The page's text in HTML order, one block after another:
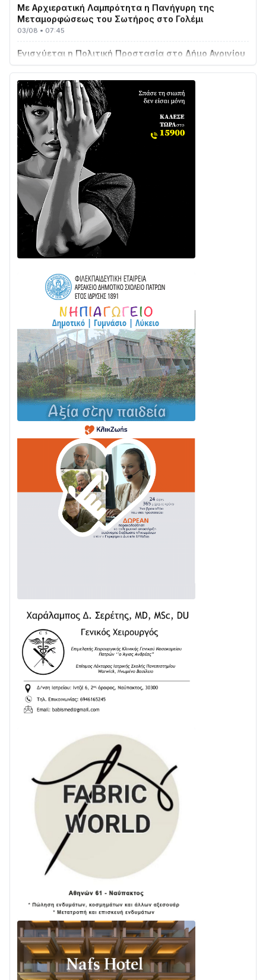
Μεταμορφώσεως του Σωτήρος στο Γολέμι
03/08 • 07:45
με δύο νέα υδροφόρα οχήματα
02/08 • 18:26
Διαβάστε την «Ναυπακτία» που κυκλοφορεί
31/07 • 08:16
Δωρίδα για Όλους: «Καμία εκχώρηση των νερών
στην ΕΥΔΑΠ»
28/07 • 21:46
Διαβάστε την «Ναυπακτία» που κυκλοφορεί
24/07 • 11:31
ΕΚΤΑΚΤΟ – ΝΑΥΠΑΚΤΙΑ: ΣΥΝΑΓΕΡΜΟΣ ΣΤΗΝ
ΠΥΡΟΣΒΕΣΤΙΚΗ ΓΙΑ ΦΩΤΙΑ ΣΤΟΝ ΑΓΙΟ ΗΛΙΑ ΠΡΙΝ ΤΗ
ΓΡΑΝΙΤΣΑ
24/07 • 11:03
ΤΟ ΠΑΡΤΥ ΣΥΝΕΧΙΖΕΤΑΙ…
Στο σκοτάδι μεγάλο μέρος στο Λυγιά Ναυπάκτου
Σε τροχιά υλοποίησης η Παράκαμψη του Κέντρου
της Ναυπάκτου
04/08 • 12:08
Σε φουλ ρυθμούς το τμήμα Βόνιτσα – Άγιος Νικόλαος
| Αυτοψία Καββαδά
03/08 • 11:11
Με Αρχιερατική Λαμπρότητα η Πανήγυρη της
Μεταμορφώσεως του Σωτήρος στο Γολέμι
03/08 • 07:45
Ενισχύεται η Πολιτική Προστασία στο Δήμο Αγρινίου
με δύο νέα υδροφόρα οχήματα
02/08 • 18:26
Διαβάστε την «Ναυπακτία» που κυκλοφορεί
31/07 • 08:16
24/07 • 11:31
ΕΚΤΑΚΤΟ – ΝΑΥΠΑΚΤΙΑ: ΣΥΝΑΓΕΡΜΟΣ ΣΤΗΝ
ΠΥΡΟΣΒΕΣΤΙΚΗ ΓΙΑ ΦΩΤΙΑ ΣΤΟΝ ΑΓΙΟ ΗΛΙΑ ΠΡΙΝ ΤΗ
ΓΡΑΝΙΤΣΑ
24/07 • 11:03